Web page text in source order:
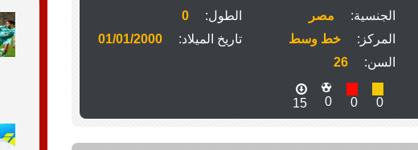
الجنسية:
مصر الطول:
0
المركز:
خط وسط تاريخ الميلاد:
01/01/2000
السن:
26
0
0
0
15